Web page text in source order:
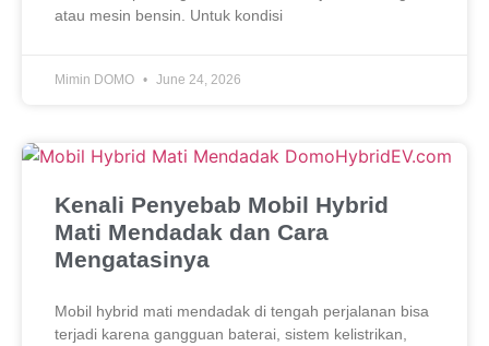
atau mesin bensin. Untuk kondisi
Mimin DOMO June 24, 2026
Kenali Penyebab Mobil Hybrid
Mati Mendadak dan Cara
Mengatasinya
Mobil hybrid mati mendadak di tengah perjalanan bisa
terjadi karena gangguan baterai, sistem kelistrikan,